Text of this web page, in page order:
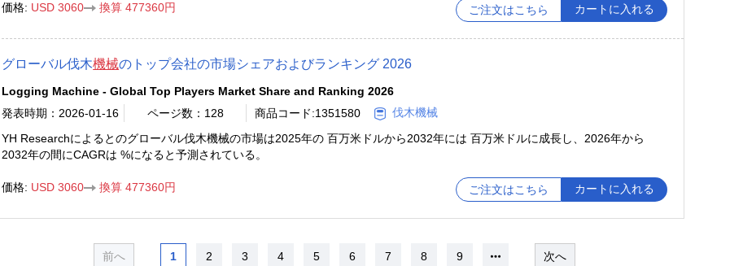
価格: USD 3060 換算 477360円 ご注文はこちら カートに入れる
グローバル伐木機械のトップ会社の市場シェアおよびランキング 2026
Logging Machine - Global Top Players Market Share and Ranking 2026
発表時期：2026-01-16
ページ数：128 商品コード:1351580
伐木機械
YH Researchによるとのグローバル伐木機械の市場は2025年の 百万米ドルから2032年には 百万米ドルに成長し、2026年から
2032年の間にCAGRは %になると予測されている。
価格: USD 3060 換算 477360円 ご注文はこちら カートに入れる
前へ 1 2 3 4 5 6 7 8 9 次へ